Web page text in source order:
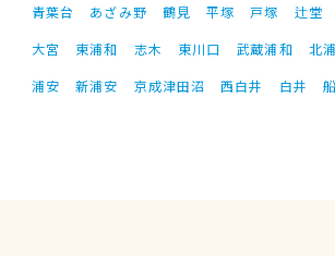
青葉台 あざみ野 鶴見 平塚 戸塚 辻堂
大宮 東浦和 志木 東川口 武蔵浦和 北
浦安 新浦安 京成津田沼 西白井 白井